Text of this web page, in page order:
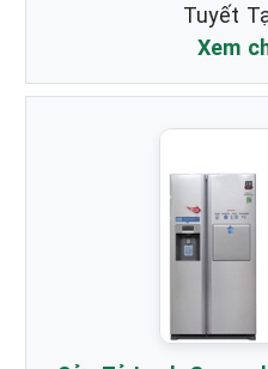
Tuyết
Xem